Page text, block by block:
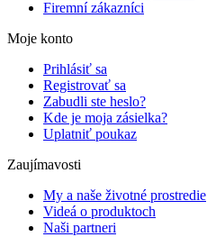
Firemní zákazníci
Moje konto
Prihlásiť sa
Registrovať sa
Zabudli ste heslo?
Kde je moja zásielka?
Uplatniť poukaz
Zaujímavosti
My a naše životné prostredie
Videá o produktoch
Naši partneri